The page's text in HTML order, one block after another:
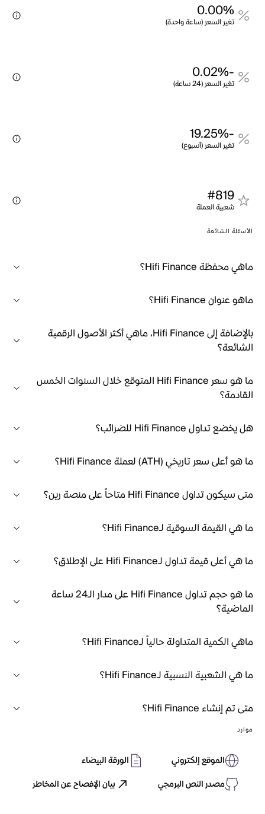
0.00%
تغير السعر (ساعة واحدة)
-0.02%
تغير السعر (24 ساعة)
-19.25%
تغير السعر (أسبوع)
#819
شعبية العملة
الأسئلة الشائعة
ماهي محفظة Hifi Finance؟
ماهو عنوان Hifi Finance؟
بالإضافة إلى Hifi Finance، ماهي أكثر الأصول الرقمية
الشائعة؟
ما هو سعر Hifi Finance المتوقع خلال السنوات الخمس
القادمة؟
هل يخضع تداول Hifi Finance للضرائب؟
ما هو أعلى سعر تاريخي (ATH) لعملة Hifi Finance؟
متى سيكون تداول Hifi Finance متاحاً على منصة رين؟
ما هي القيمة السوقية لـHifi Finance؟
ما هي أعلى قيمة تداول لـHifi Finance على الإطلاق؟
ما هو حجم تداول Hifi Finance على مدار الـ24 ساعة
الماضية؟
ماهي الكمية المتداولة حالياً لـHifi Finance؟
ما هي الشعبية النسبية لـHifi Finance؟
متى تم إنشاء Hifi Finance؟
موارد
الموقع إلكتروني
الورقة البيضاء
مصدر النص البرمجي
بيان الإفصاح عن المخاطر